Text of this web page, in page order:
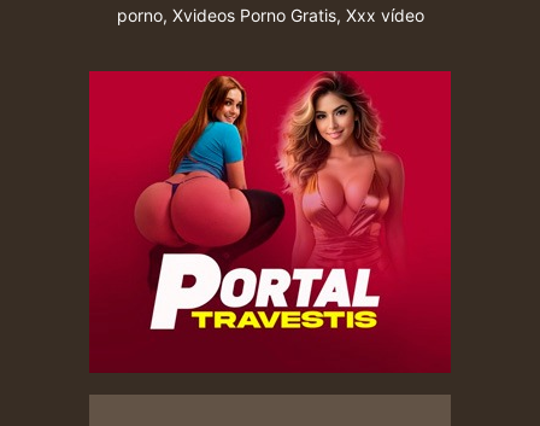
porno, Xvideos Porno Gratis, Xxx vídeo